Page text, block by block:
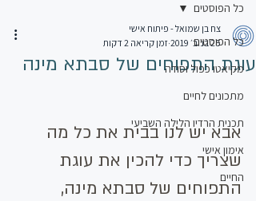
כל הפוסטים
מקיאטו כפול וסודה
מתכונים לחיים
תכנית הרדיו הלילה השביעי
אימון אישי
החיים
כל הפוסטים
עוגת התפוחים של סבתא מינה
צח בן שמואל - פיתוח אישי
25 בנוב׳ 2019
זמן קריאה 2 דקות
אבא יש לנו בבית את כל מה
שצריך כדי להכין את עוגת
התפוחים של סבתא מינה,